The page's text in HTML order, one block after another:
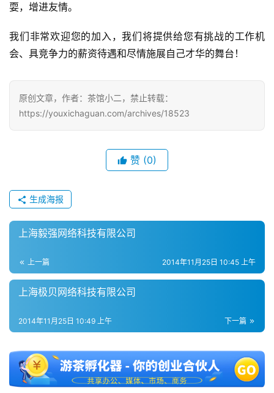
单
机
游
戏
休
闲
三
届
奖
7
耍，增进友情。
我们非常欢迎您的加入，我们将提供给您有挑战的工作机
会、具竞争力的薪资待遇和尽情施展自己才华的舞台！
原创文章，作者：茶馆小二，禁止转载：
https://youxichaguan.com/archives/18523
赞 (0)
生成海报
上海毅强网络科技有限公司
上一篇 2014年11月25日 10:45 上午
上海极贝网络科技有限公司
下一篇
2014年11月25日 10:49 上午